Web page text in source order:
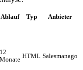
Ablauf Typ Anbieter
12
Monate HTML Salesmanago